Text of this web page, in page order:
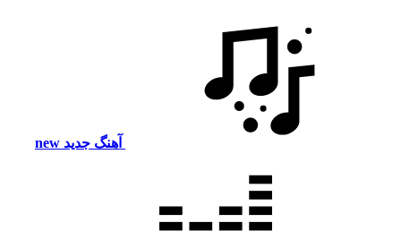
آهنگ جدید new